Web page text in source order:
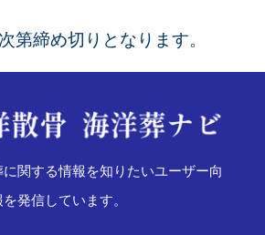
第締め切りとなります。
関する情報を知りたいユーザー向
発信しています。